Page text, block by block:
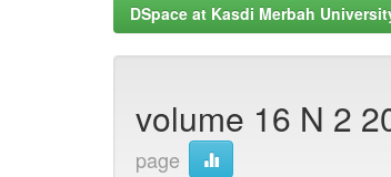
DSpace at Kasdi Merbah
volume 16 N 2
page